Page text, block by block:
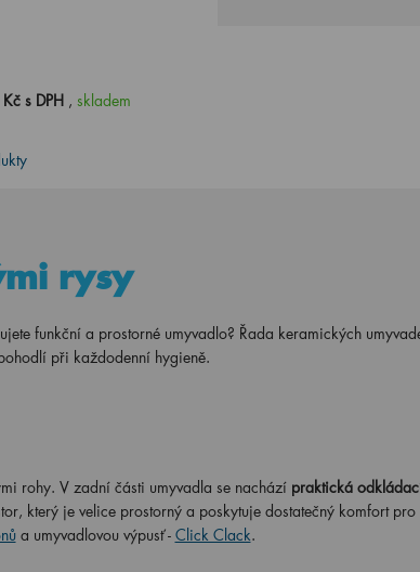
s DPH ,skladem
rysy
funkční a prostorné umyvadlo? Řada keramických
při každodenní hygieně.
rohy. V zadní části umyvadla se nachází praktická
který je velice prostorný a poskytuje dostatečný komfort
a umyvadlovou výpusť - Click Clack.